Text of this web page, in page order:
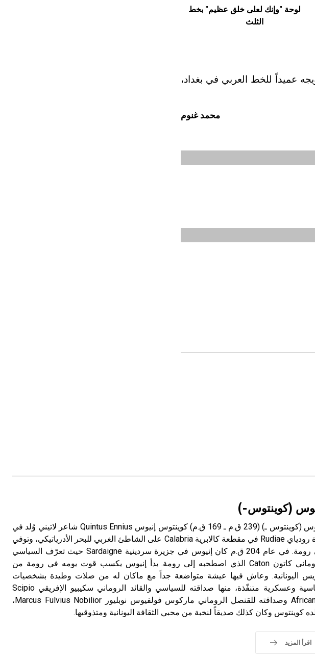
لوحة "وإنك لعلى خلق عظيم" بخط
الثلث
عميداً للخط العربي في بغداد،
محمد غنوم
(كوينتوس-)
إنيوس (كوينتوس ـ) (239 ق.م ـ 169 ق.م) كوينتوس إنيوس Quintus Ennius شاعر لاتيني وُلد في
بلدة رودياي Rudiae في مقطعة كالابرية Calabria على الشاطئ الغربي للبحر الأدرياتيكي، وتوفي
في رومة. في عام 204 ق.م كان إنيوس في جزيرة سردينية Sardaigne حيث تعرّف السياسي
الروماني كاتون Caton الذي اصطحبه إلى رومة. بدأ إنيوس يكسب قوت يومه في رومة من
اليونانية. وعاش فيها عيشة متواضعة جداً مع ماكان له من صلات وطيدة بشخصيات
سياسية وعسكرية متنفّذة، منها صداقته للسياسي والقائد الروماني سكيبيو الإفريقي Scipio
Africanus وصداقته للقنصل الروماني ماركوس فولفيوس نوبليور Marcus Fulvius Nobilior،
كوينتوس وكان كذلك صديقاً لنخبة من محبي الثقافة اليونانية ومتذوقيها.
اقرأ المزيد